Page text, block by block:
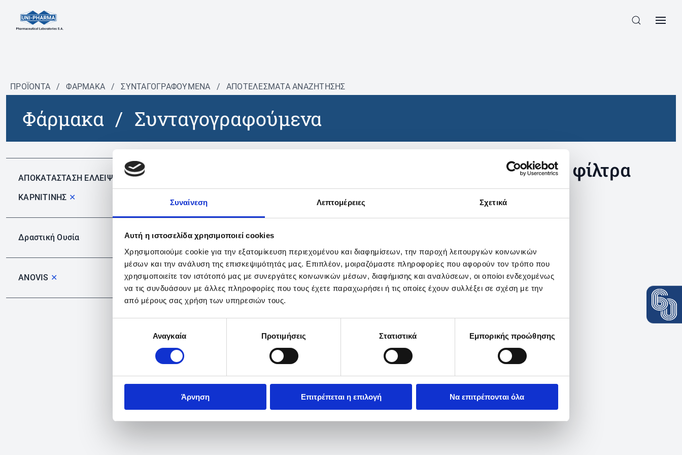
Συναίνεση Λεπτομέρειες Σχετικά
Αυτή η ιστοσελίδα χρησιμοποιεί cookies
Χρησιμοποιούμε cookie για την εξατομίκευση περιεχομένου και διαφημίσεων, την παροχή λειτουργιών κοινωνικών
μέσων και την ανάλυση της επισκεψιμότητάς μας. Επιπλέον, μοιραζόμαστε πληροφορίες που αφορούν τον τρόπο που
χρησιμοποιείτε τον ιστότοπό μας με συνεργάτες κοινωνικών μέσων, διαφήμισης και αναλύσεων, οι οποίοι ενδεχομένως
να τις συνδυάσουν με άλλες πληροφορίες που τους έχετε παραχωρήσει ή τις οποίες έχουν συλλέξει σε σχέση με την
από μέρους σας χρήση των υπηρεσιών τους.
συγκατάθεσηςΑναγκαία Προτιμήσεις Στατιστικά Εμπορικής προώθησης
Άρνηση Επιτρέπεται η επιλογή Να επιτρέπονται όλα
ΠΡΟΪΟΝΤΑ / ΦΆΡΜΑΚΑ / ΣΥΝΤΑΓΟΓΡΑΦΟΎΜΕΝΑ / ΑΠΟΤΕΛΕΣΜΑΤΑ ΑΝΑΖΗΤΗΣΗΣ
Φάρμακα / Συνταγογραφούμενα
ΑΠΟΚΑΤΑΣΤΑΣΗ ΕΛΛΕΙΨΗΣ L-
ΚΑΡΝΙΤΙΝΗΣ ✕
Δραστική Ουσία
ANOVIS ✕
Δεν βρέθηκαν προϊόντα με τα συγκεκριμένα φίλτρα